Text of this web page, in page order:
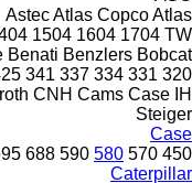
AstecAtlas CopcoAtlas
1504 1604 1704 TW
Benati Benzlers Bobcat
320
331
334
337
341
CNH Cams Case IH
Steiger
Case
450
570
580
590
688
Caterpillar